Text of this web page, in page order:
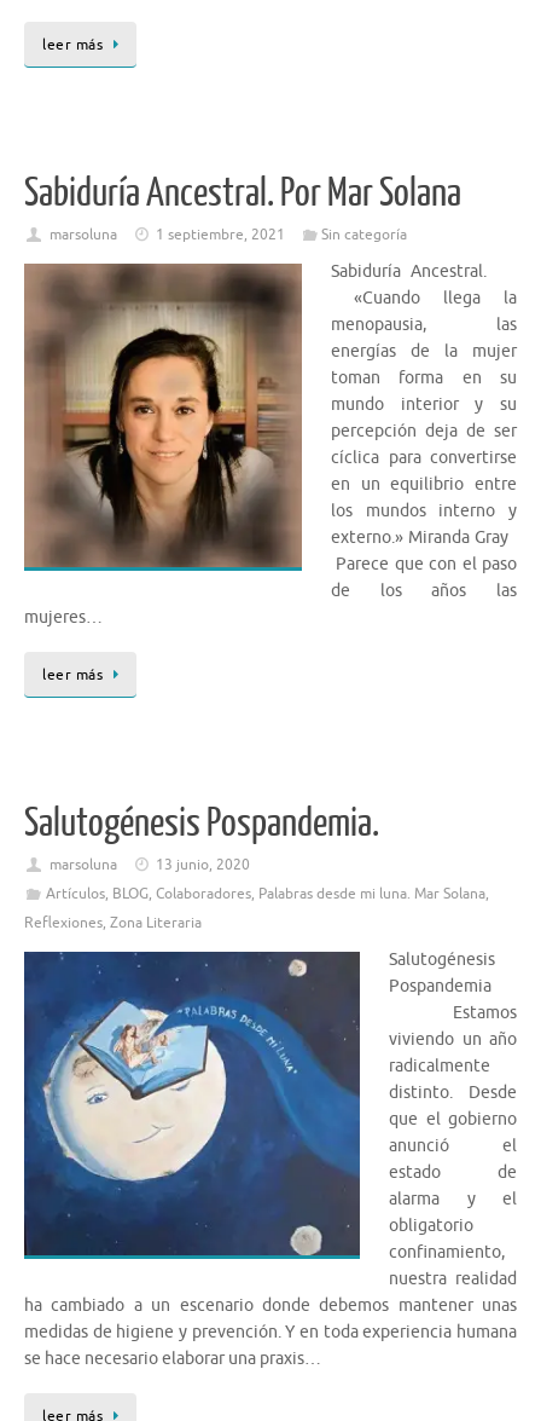
leer más
Sabiduría Ancestral. Por Mar Solana
marsoluna 1 septiembre, 2021 Sin categoría
Sabiduría Ancestral.
«Cuando llega la
menopausia, las
energías de la mujer
toman forma en su
mundo interior y su
percepción deja de ser
cíclica para convertirse
en un equilibrio entre
los mundos interno y
externo.» Miranda Gray
Parece que con el paso
de los años las
mujeres…
leer más
Salutogénesis Pospandemia.
marsoluna
13 junio, 2020
Artículos, BLOG, Colaboradores, Palabras desde mi luna. Mar Solana,
Reflexiones, Zona Literaria
Salutogénesis
Pospandemia
Estamos
viviendo un año
radicalmente
distinto. Desde
que el gobierno
anunció el
estado de
alarma y el
obligatorio
confinamiento,
nuestra realidad
ha cambiado a un escenario donde debemos mantener unas
medidas de higiene y prevención. Y en toda experiencia humana
se hace necesario elaborar una praxis…
leer más